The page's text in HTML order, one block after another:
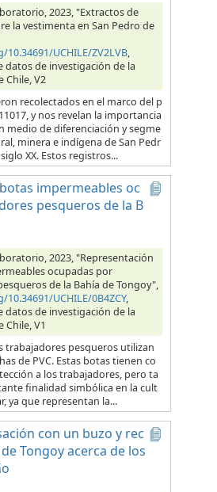
2023, "Extractos de
la vestimenta en San Pedro de
UCHILE/ZV2LVB,
datos de investigación de la
Chile, V2
recolectados en el marco del p
y nos revelan la importancia
medio de diferenciación y segme
minera e indígena de San Pedr
XX. Estos registros...
impermeables oc
pesqueros de la B
2023, "Representación
ocupadas por
de la Bahía de Tongoy",
UCHILE/0B4ZCY,
datos de investigación de la
Chile, V1
trabajadores pesqueros utilizan
de PVC. Estas botas tienen co
a los trabajadores, pero ta
finalidad simbólica en la cult
ya que representan la...
con un buzo y rec
Tongoy acerca de los